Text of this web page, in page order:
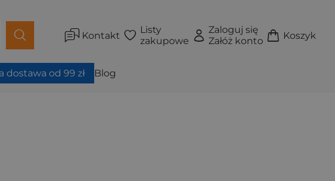
Kontakt
Listy
zakupowe
Zaloguj się
Załóż konto
Koszyk
dostawa od 99 zł Blog